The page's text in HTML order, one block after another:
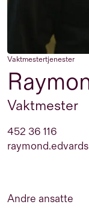
Vaktmestertjenester
Vaktmester
452 36 116
Andre ansatte